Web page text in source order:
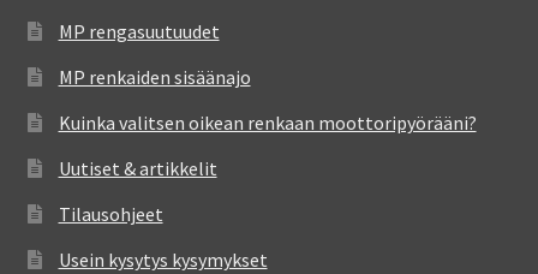
MP rengasuutuudet
MP renkaiden sisäänajo
Kuinka valitsen oikean renkaan moottoripyörääni?
Uutiset & artikkelit
Tilausohjeet
Usein kysytys kysymykset